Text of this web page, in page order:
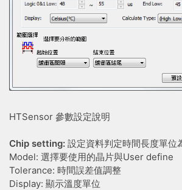
HTSensor 參數設定說明
Chip setting: 設定資料判定時間長度單位
Model: 選擇要使用的晶片與User define
Tolerance: 時間誤差值調整
Display: 顯示溫度單位